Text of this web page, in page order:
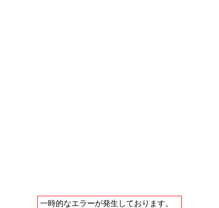
一時的なエラーが発生しております。